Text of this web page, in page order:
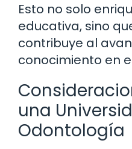
Esto no solo
educativa, sino
contribuye al
conocimiento en
una
Odontología